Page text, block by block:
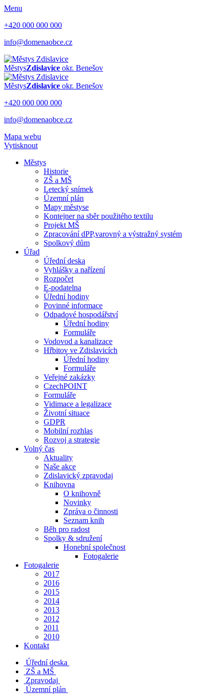
Menu
+420 000 000 000
info@domenaobce.cz
MěstysZdislavice okr. Benešov
MěstysZdislavice okr. Benešov
+420 000 000 000
info@domenaobce.cz
Mapa webu
Vytisknout
Městys
Historie
ZŠ a MŠ
Letecký snímek
Územní plán
Mapy městyse
Kontejner na sběr použitého textilu
Projekt MŠ
Zpracování dPP,varovný a výstražný systém
Spolkový dům
Úřad
Úřední deska
Vyhlášky a nařízení
Rozpočet
E-podatelna
Úřední hodiny
Povinné informace
Odpadové hospodářství
Úřední hodiny
Formuláře
Vodovod a kanalizace
Hřbitov ve Zdislavicích
Úřední hodiny
Formuláře
Veřejné zakázky
CzechPOINT
Formuláře
Vidimace a legalizace
Životní situace
GDPR
Mobilní rozhlas
Rozvoj a strategie
Volný čas
Aktuality
Naše akce
Zdislavický zpravodaj
Knihovna
O knihovně
Novinky
Zpráva o činnosti
Seznam knih
Běh pro radost
Spolky & sdružení
Honební společnost
Fotogalerie
Fotogalerie
2017
2016
2015
2014
2013
2012
2011
2010
Kontakt
Úřední deska
ZŠ a MŠ
Zpravodaj
Územní plán